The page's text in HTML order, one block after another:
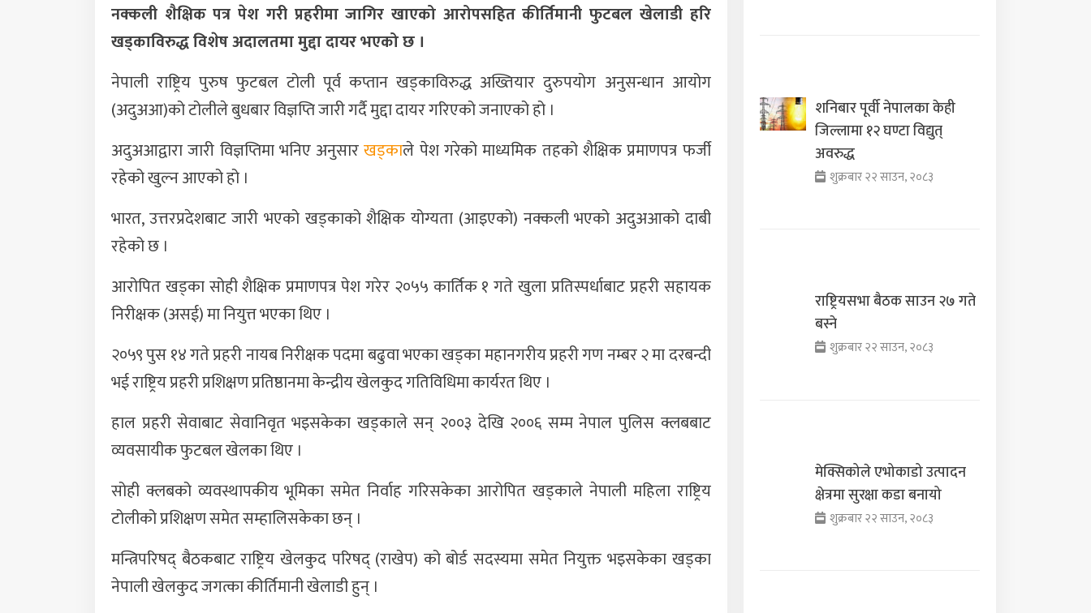
नक्कली शैक्षिक पत्र पेश गरी प्रहरीमा जागिर खाएको आरोपसहित कीर्तिमानी फुटबल खेलाडी हरि
खड्काविरुद्ध विशेष अदालतमा मुद्दा दायर भएको छ ।
नेपाली राष्ट्रिय पुरुष फुटबल टोली पूर्व कप्तान खड्काविरुद्ध अख्तियार दुरुपयोग अनुसन्धान आयोग
(अदुअआ)को टोलीले बुधबार विज्ञप्ति जारी गर्दै मुद्दा दायर गरिएको जनाएको हो ।
अदुअआद्वारा जारी विज्ञप्तिमा भनिए अनुसारखड्काले पेश गरेको माध्यमिक तहको शैक्षिक प्रमाणपत्र फर्जी
रहेको खुल्न आएको हो ।
भारत, उत्तरप्रदेशबाट जारी भएको खड्काको शैक्षिक योग्यता (आइएको) नक्कली भएको अदुअआको दाबी
रहेको छ ।
आरोपित खड्का सोही शैक्षिक प्रमाणपत्र पेश गरेर २०५५ कार्तिक १ गते खुला प्रतिस्पर्धाबाट प्रहरी सहायक
निरीक्षक (असई) मा नियुत्त भएका थिए ।
२०५९ पुस १४ गते प्रहरी नायब निरीक्षक पदमा बढुवा भएका खड्का महानगरीय प्रहरी गण नम्बर २ मा दरबन्दी
भई राष्ट्रिय प्रहरी प्रशिक्षण प्रतिष्ठानमा केन्द्रीय खेलकुद गतिविधिमा कार्यरत थिए ।
हाल प्रहरी सेवाबाट सेवानिवृत भइसकेका खड्काले सन् २००३ देखि २००६ सम्म नेपाल पुलिस क्लबबाट
व्यवसायीक फुटबल खेलका थिए ।
सोही क्लबको व्यवस्थापकीय भूमिका समेत निर्वाह गरिसकेका आरोपित खड्काले नेपाली महिला राष्ट्रिय
टोलीको प्रशिक्षण समेत सम्हालिसकेका छन् ।
मन्त्रिपरिषद् बैठकबाट राष्ट्रिय खेलकुद परिषद् (राखेप) को बोर्ड सदस्यमा समेत नियुक्त भइसकेका खड्का
नेपाली खेलकुद जगत्का कीर्तिमानी खेलाडी हुन् ।
शनिबार पूर्वी नेपालका केही
जिल्लामा १२ घण्टा विद्युत्
अवरुद्ध
शुक्रबार २२ साउन, २०८३
राष्ट्रियसभा बैठक साउन २७ गते
बस्ने
शुक्रबार २२ साउन, २०८३
मेक्सिकोले एभोकाडो उत्पादन
क्षेत्रमा सुरक्षा कडा बनायो
शुक्रबार २२ साउन, २०८३